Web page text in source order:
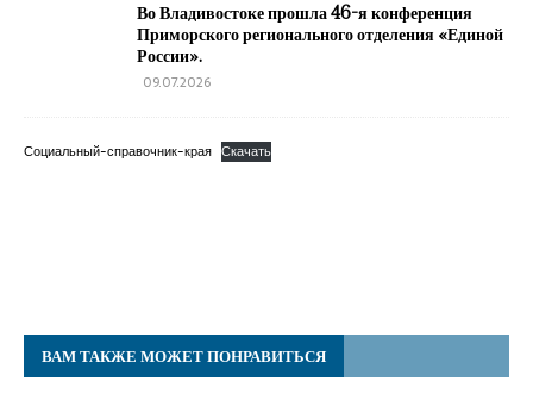
Во Владивостоке прошла 46-я конференция
Приморского регионального отделения «Единой
России».
09.07.2026
Социальный-справочник-края Скачать
ВАМ ТАКЖЕ МОЖЕТ ПОНРАВИТЬСЯ